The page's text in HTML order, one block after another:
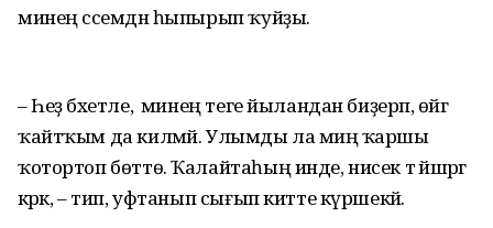
минең сәсемдән һыпырып ҡуйҙы.
– Һеҙ бәхетле, ә минең теге йыландан биҙерәп, өйгә
ҡайтҡым да килмәй. Улымды ла миңә ҡаршы
ҡотортоп бөттө. Ҡалайтаһың инде, нисек тә йәшәргә
кәрәк, – тип, уфтанып сығып китте күршекәй.